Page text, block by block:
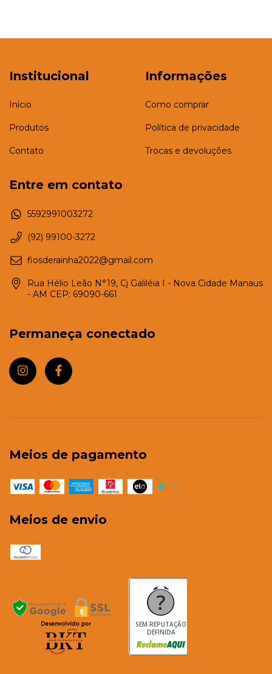
Institucional
Início
Produtos
Contato
Informações
Como comprar
Política de privacidade
Trocas e devoluções
Entre em contato
5592991003272
(92) 99100-3272
fiosderainha2022@gmail.com
Rua Hélio Leão N°19, Cj Galiléia I - Nova Cidade Manaus
- AM CEP: 69090-661
Permaneça conectado
Meios de pagamento
Meios de envio
SEM REPUTAÇÃO
DEFINIDA